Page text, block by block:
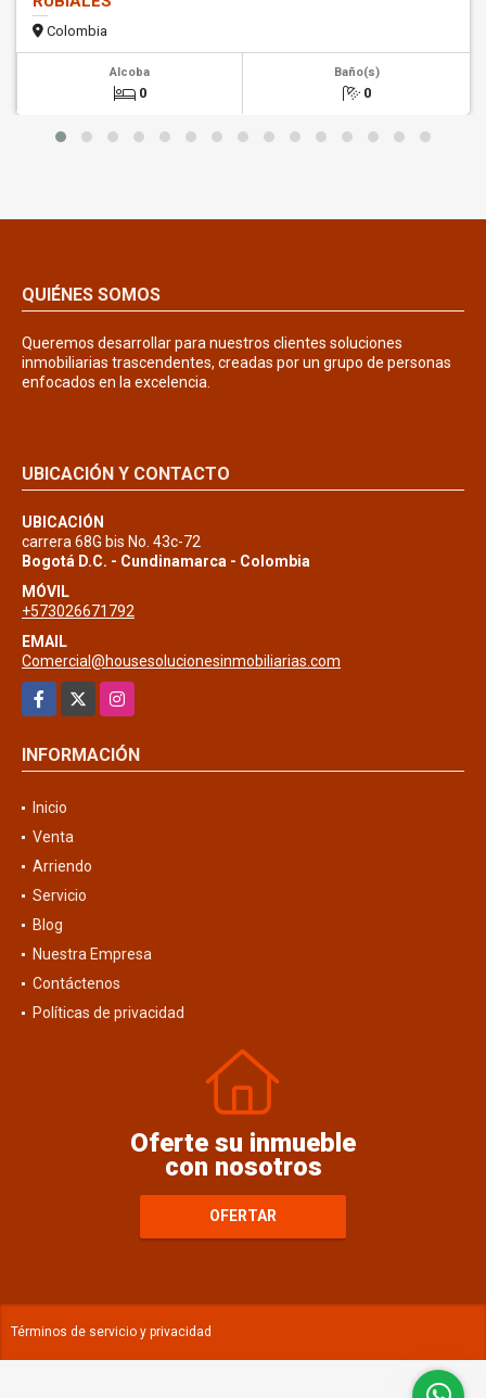
Colombia
Alcoba
0
Baño(s)
0
QUIÉNES SOMOS
Queremos desarrollar para nuestros clientes soluciones
inmobiliarias trascendentes, creadas por un grupo de personas
enfocados en la excelencia.
UBICACIÓN Y CONTACTO
UBICACIÓN
carrera 68G bis No. 43c-72
Bogotá D.C. - Cundinamarca - Colombia
MÓVIL
+573026671792
EMAIL
Comercial@housesolucionesinmobiliarias.com
Facebook
Instagram
INFORMACIÓN
Inicio
Venta
Arriendo
Servicio
Blog
Nuestra Empresa
Contáctenos
Políticas de privacidad
Oferte su inmueble
con nosotros
OFERTAR
Términos de servicio y privacidad